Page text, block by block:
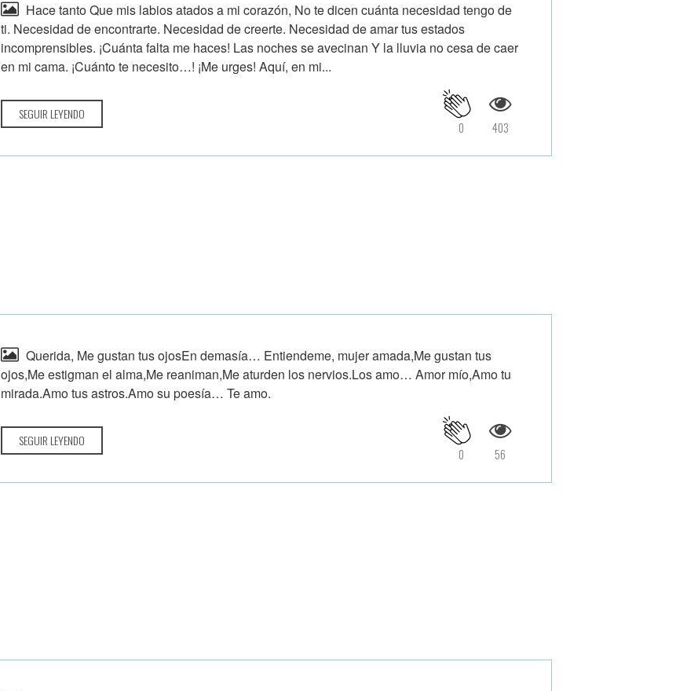
Hace tanto Que mis labios atados a mi corazón, No te dicen cuánta necesidad tengo de
ti. Necesidad de encontrarte. Necesidad de creerte. Necesidad de amar tus estados
incomprensibles. ¡Cuánta falta me haces! Las noches se avecinan Y la lluvia no cesa de caer
en mi cama. ¡Cuánto te necesito…! ¡Me urges! Aquí, en mi...
SEGUIR LEYENDO
403
0
Querida, Me gustan tus ojosEn demasía… Entiendeme, mujer amada,Me gustan tus
ojos,Me estigman el alma,Me reaniman,Me aturden los nervios.Los amo… Amor mío,Amo tu
mirada.Amo tus astros.Amo su poesía… Te amo.
SEGUIR LEYENDO
56
0